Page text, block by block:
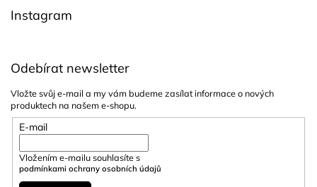
Instagram
Odebírat newsletter
Vložte svůj e-mail a my vám budeme zasílat informace o nových
produktech na našem e-shopu.
E-mail
Vložením e-mailu souhlasíte s
podmínkami ochrany osobních údajů